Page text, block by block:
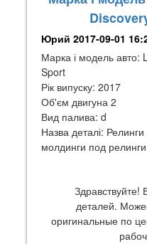
Юрий 2017-09-01
Марка і модель авто:
Sport
Рік випуску: 2017
Об'єм двигуна 2
Вид палива: d
Назва деталі:
молдинги под релинги
Здравствуйте!
деталей.
оригинальные по